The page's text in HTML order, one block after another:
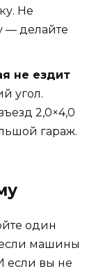
Не
— делайте
не ездит
угол.
2,0×4,0
гараж.
один
если машины
если вы не